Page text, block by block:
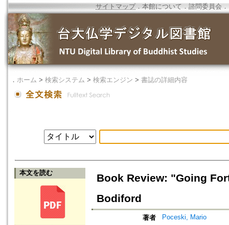
サイトマップ．本館について ． 諮問委員会 ．
． ホーム > 検索システム > 検索エンジン > 書誌の詳細内容
本文を読む
Book Review: "Going
Bodiford
著者 Poceski, Mario